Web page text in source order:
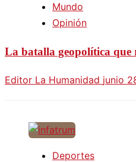
Mundo
Opinión
La batalla geopolítica que
Editor La Humanidad junio
Deportes